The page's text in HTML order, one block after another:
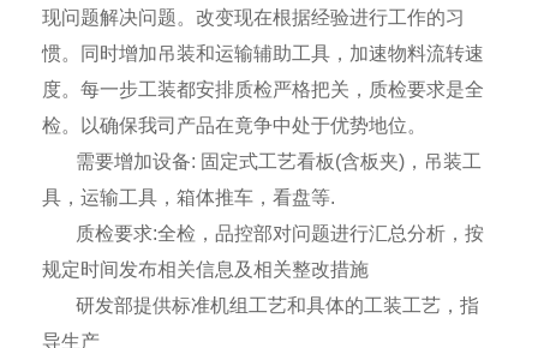
现问题解决问题。改变现在根据经验进行工作的习
惯。同时增加吊装和运输辅助工具，加速物料流转速
度。每一步工装都安排质检严格把关，质检要求是全
检。以确保我司产品在竟争中处于优势地位。
需要增加设备: 固定式工艺看板(含板夹) ，吊装工
具，运输工具，箱体推车，看盘等.
质检要求:全检，品控部对问题进行汇总分析，按
规定时间发布相关信息及相关整改措施
研发部提供标准机组工艺和具体的工装工艺，指
导生产